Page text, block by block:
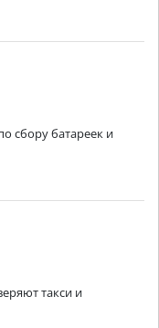
сбору батареек и
такси и